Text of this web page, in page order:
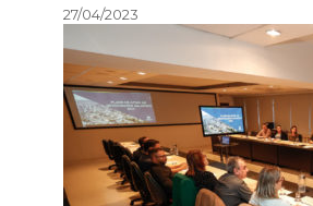
27/04/2023